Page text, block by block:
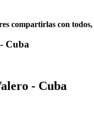
compartirlas con todos,
Cuba
- Cuba